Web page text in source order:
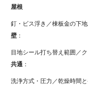
屋根
釘・ビス浮き／棟板金の下
壁 ：
目地シール打ち替え範囲／
共通 ：
洗浄方式・圧力／乾燥時間